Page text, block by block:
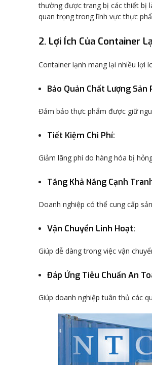
thường được trang bị các thiết bị
quan trọng trong lĩnh vực thực
2. Lợi Ích Của Container
Container lạnh mang lại nhiều lợi
Bảo Quản Chất Lượng Sản
Đảm bảo thực phẩm được giữ
Tiết Kiệm Chi Phí:
Giảm lãng phí do hàng hóa bị
Tăng Khả Năng Cạnh
Doanh nghiệp có thể cung cấp
Vận Chuyển Linh Hoạt:
Giúp dễ dàng trong việc vận
Đáp Ứng Tiêu Chuẩn An
Giúp doanh nghiệp tuân thủ các